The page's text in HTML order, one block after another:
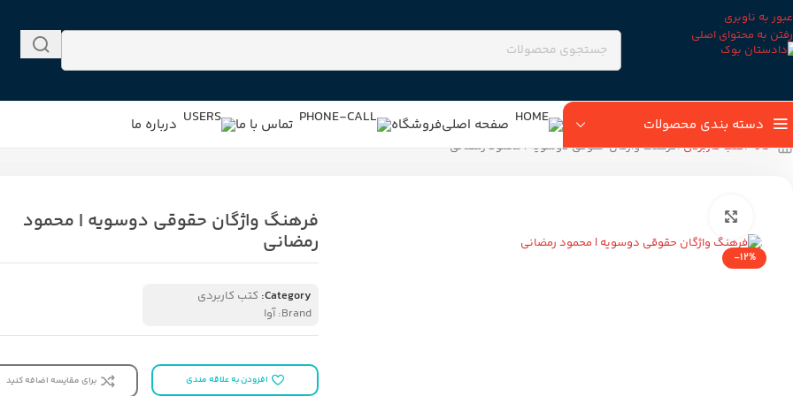
عبور به ناوبری
رفتن به محتوای اصلی
دسته بندی محصولات صفحه اصلیفروشگاه تماس با ما درباره ما
خانه کتب کاربردی فرهنگ واژگان حقوقی دوسویه | محمود رمضانی
-12%
فرهنگ واژگان حقوقی دوسویه | محمود
رمضانی
Category: کتب کاربردی
Brand: آوا
افزودن به علاقه مندی برای مقایسه اضافه کنید